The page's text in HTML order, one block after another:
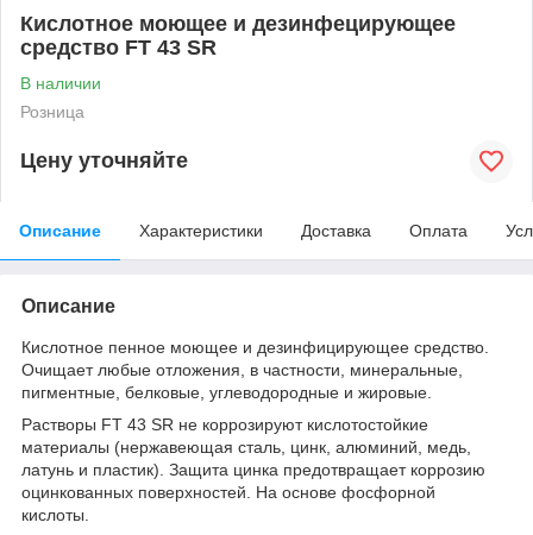
Кислотное моющее и дезинфецирующее
средство FT 43 SR
В наличии
Розница
Цену уточняйте
Описание Характеристики Доставка Оплата
Описание
Кислотное пенное моющее и дезинфицирующее средство.
Очищает любые отложения, в частности, минеральные,
пигментные, белковые, углеводородные и жировые.
Растворы FT 43 SR не коррозируют кислотостойкие
материалы (нержавеющая сталь, цинк, алюминий, медь,
латунь и пластик). Защита цинка предотвращает коррозию
оцинкованных поверхностей. На основе фосфорной
кислоты.